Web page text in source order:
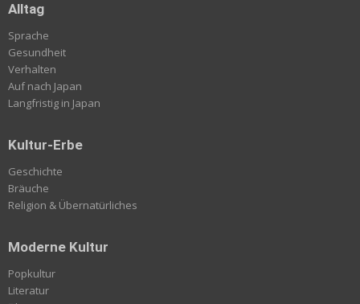
Alltag
Sprache
Gesundheit
Verhalten
Auf nach Japan
Langfristig in Japan
Kultur-Erbe
Geschichte
Bräuche
Religion & Übernatürliches
Moderne Kultur
Popkultur
Literatur